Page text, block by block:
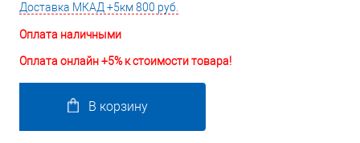
Доставка МКАД +5км 800 руб.
Оплата наличными
Оплата онлайн +5% к стоимости товара!
В корзину